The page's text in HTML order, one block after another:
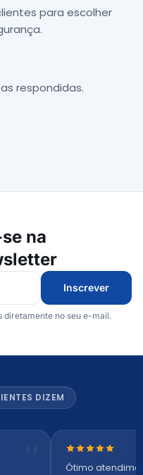
para escolher
respondidas.
na
Inscrever
diretamente no seu e-mail.
DIZEM
Nota 5 de 5
Ótimo